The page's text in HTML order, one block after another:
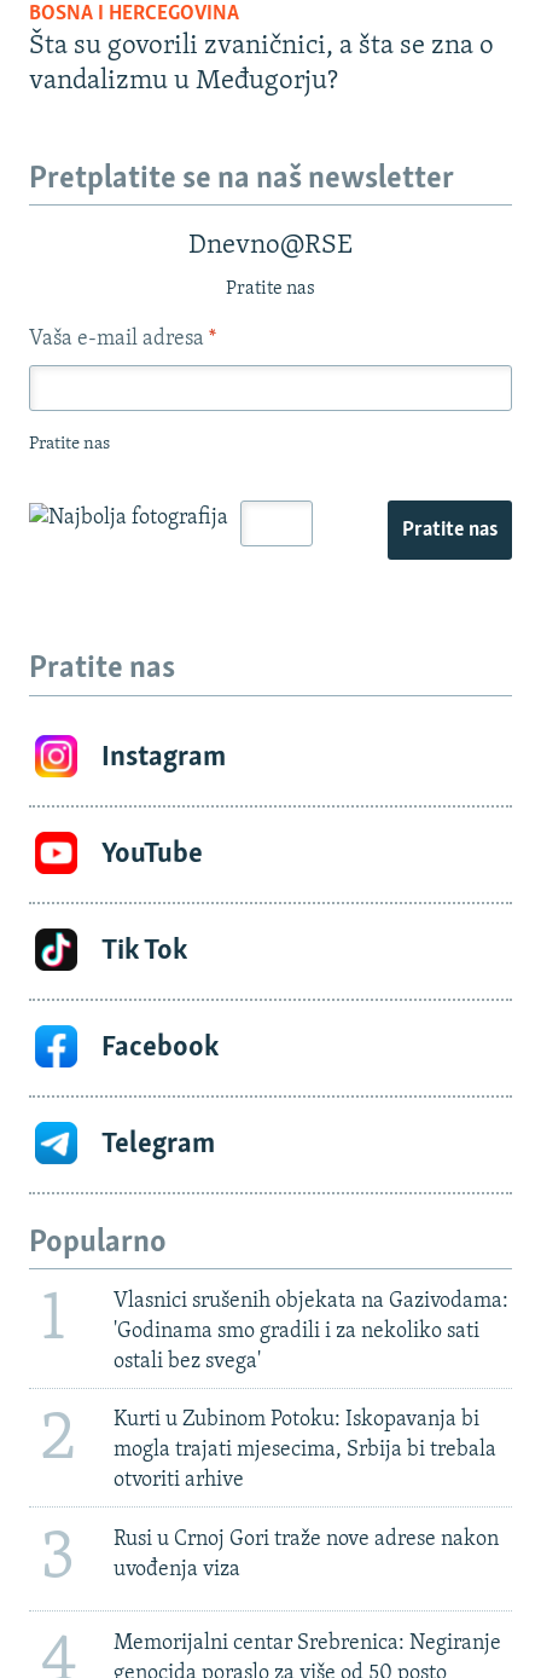
BOSNA I HERCEGOVINA
Šta su govorili zvaničnici, a šta se zna o
vandalizmu u Međugorju?
Pretplatite se na naš newsletter
Dnevno@RSE
Pratite nas
Vaša e-mail adresa *
Pratite nas
Pratite nas
Pratite nas
Instagram
YouTube
Tik Tok
Facebook
Telegram
Popularno
1
Vlasnici srušenih objekata na Gazivodama:
'Godinama smo gradili i za nekoliko sati
ostali bez svega'
2
Kurti u Zubinom Potoku: Iskopavanja bi
mogla trajati mjesecima, Srbija bi trebala
otvoriti arhive
3
Rusi u Crnoj Gori traže nove adrese nakon
uvođenja viza
4
Memorijalni centar Srebrenica: Negiranje